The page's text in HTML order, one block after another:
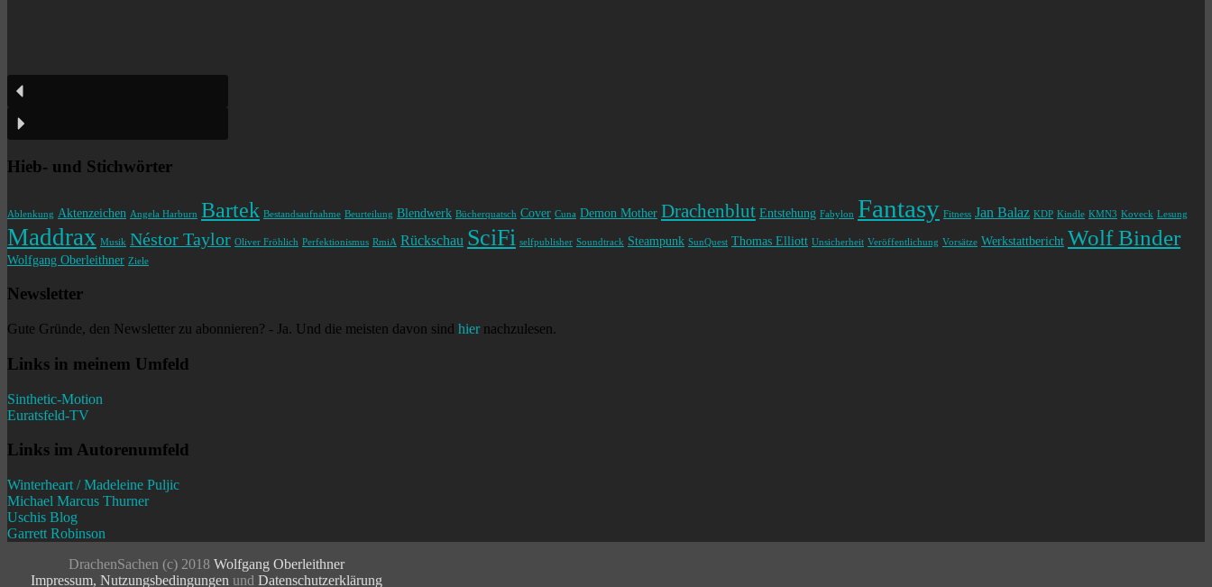
Hieb- und Stichwörter
Ablenkung Aktenzeichen Angela Harburn Bartek Bestandsaufnahme Beurteilung Blendwerk Bücherquatsch Cover Cuna Demon Mother Drachenblut Entstehung Fabylon Fantasy Fitness Jan Balaz KDP Kindle KMN3 Koveck Lesung
Maddrax Musik Néstor Taylor Oliver Fröhlich Perfektionismus RmiA Rückschau SciFi selfpublisher Soundtrack Steampunk SunQuest Thomas Elliott Unsicherheit Veröffentlichung Vorsätze Werkstattbericht Wolf Binder
Wolfgang Oberleithner Ziele
Newsletter
Gute Gründe, den Newsletter zu abonnieren? - Ja. Und die meisten davon sind hiernachzulesen.
Links in meinem Umfeld
Sinthetic-Motion
Euratsfeld-TV
Links im Autorenumfeld
Winterheart / Madeleine Puljic
Michael Marcus Thurner
Uschis Blog
Garrett Robinson
DrachenSachen (c) 2018Wolfgang Oberleithner
Impressum,Nutzungsbedingungen undDatenschutzerklärung